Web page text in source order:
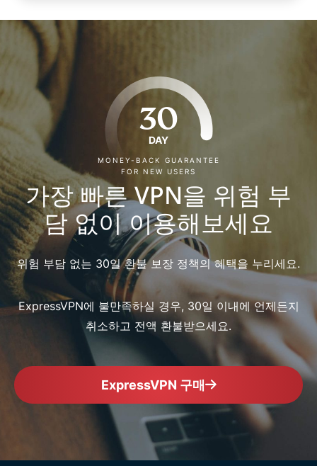
30
DAY
MONEY-BACK GUARANTEE
FOR NEW USERS
가장 빠른 VPN을 위험 부
담 없이 이용해보세요
위험 부담 없는 30일 환불 보장 정책의 혜택을 누리세요.
ExpressVPN에 불만족하실 경우, 30일 이내에 언제든지
취소하고 전액 환불받으세요.
ExpressVPN 구매